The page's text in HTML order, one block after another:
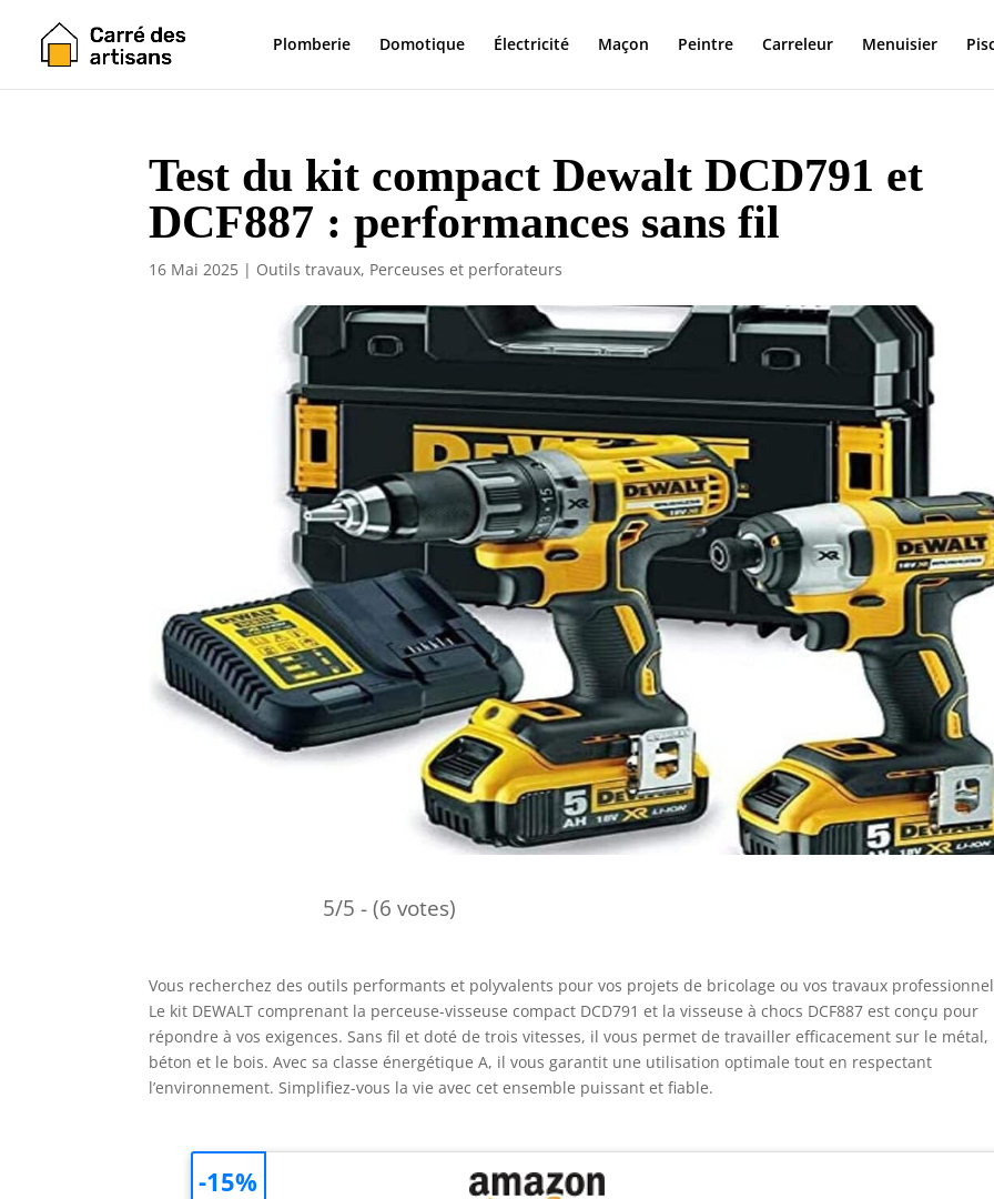
Plomberie Domotique Électricité Maçon Peintre Carreleur Menuisier
Test du kit compact Dewalt DCD791 et
DCF887 : performances sans fil
16 Mai 2025 | Outils travaux, Perceuses et perforateurs
5/5 - (6 votes)
Vous recherchez des outils performants et polyvalents pour vos projets de bricolage ou vos travaux
Le kit DEWALT comprenant la perceuse-visseuse compact DCD791 et la visseuse à chocs DCF887 est conçu pour
répondre à vos exigences. Sans fil et doté de trois vitesses, il vous permet de travailler efficacement sur le métal,
béton et le bois. Avec sa classe énergétique A, il vous garantit une utilisation optimale tout en respectant
l’environnement. Simplifiez-vous la vie avec cet ensemble puissant et fiable.
-15%